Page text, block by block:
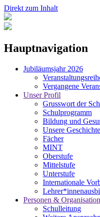
Direkt zum Inhalt
Hauptnavigation
Jubiläumsjahr 2026
Vergangene
Unser Profil
Grusswort der
Schulprogramm
Bildung und
Unsere Geschichte
Fächer
MINT
Oberstufe
Mittelstufe
Unterstufe
Internationale
Personen & Organisation
Schulleitung